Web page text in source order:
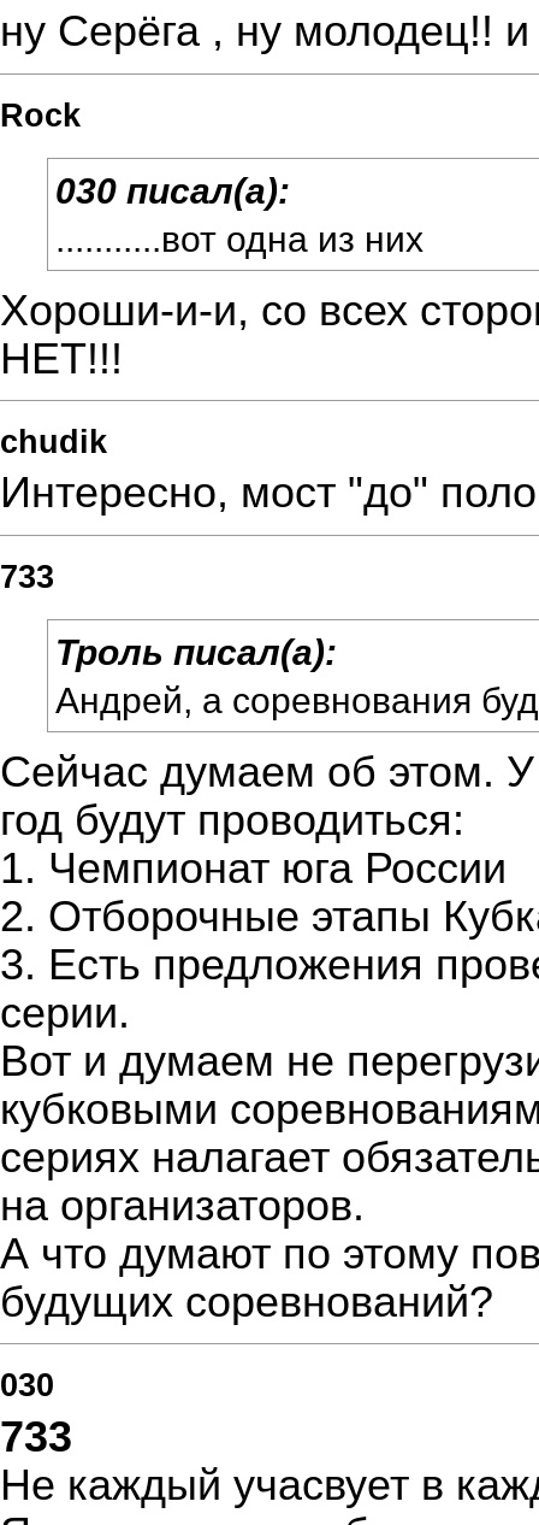
ну Серёга , ну молодец!!
Rock
030 писал(а):
...........вот одна из них
Хороши-и-и, со всех
НЕТ!!!
chudik
Интересно, мост "до"
733
Троль писал(а):
Андрей, а соревнования
Сейчас думаем об этом.
год будут проводиться:
1. Чемпионат юга России
2. Отборочные этапы
3. Есть предложения
серии.
Вот и думаем не
кубковыми
сериях налагает
на организаторов.
А что думают по этому
будущих соревнований?
030
733
Не каждый учасвует в